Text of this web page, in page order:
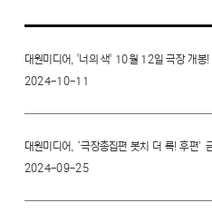
대원미디어, '너의 색' 10월 12일 극장 개봉!
2024-10-11
대원미디어, ‘극장총집편 봇치 더 록! 후편’
2024-09-25